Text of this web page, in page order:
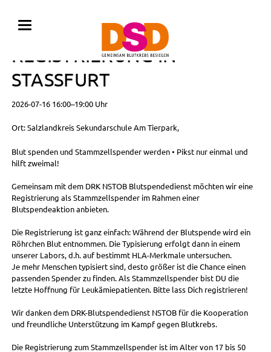
BLUTSPENDE MIT
REGISTRIERUNG IN
STASSFURT
2026-07-16 16:00–19:00 Uhr
Ort: Salzlandkreis Sekundarschule Am Tierpark,
Blut spenden und Stammzellspender werden • Pikst nur einmal und
hilft zweimal!
Gemeinsam mit dem DRK NSTOB Blutspendedienst möchten wir eine
Registrierung als Stammzellspender im Rahmen einer
Blutspendeaktion anbieten.
Die Registrierung ist ganz einfach: Während der Blutspende wird ein
Röhrchen Blut entnommen. Die Typisierung erfolgt dann in einem
unserer Labors, d.h. auf bestimmt HLA-Merkmale untersuchen.
Je mehr Menschen typisiert sind, desto größer ist die Chance einen
passenden Spender zu finden. Als Stammzellspender bist DU die
letzte Hoffnung für Leukämiepatienten. Bitte lass Dich registrieren!
Wir danken dem DRK-Blutspendedienst NSTOB für die Kooperation
und freundliche Unterstützung im Kampf gegen Blutkrebs.
Die Registrierung zum Stammzellspender ist im Alter von 17 bis 50